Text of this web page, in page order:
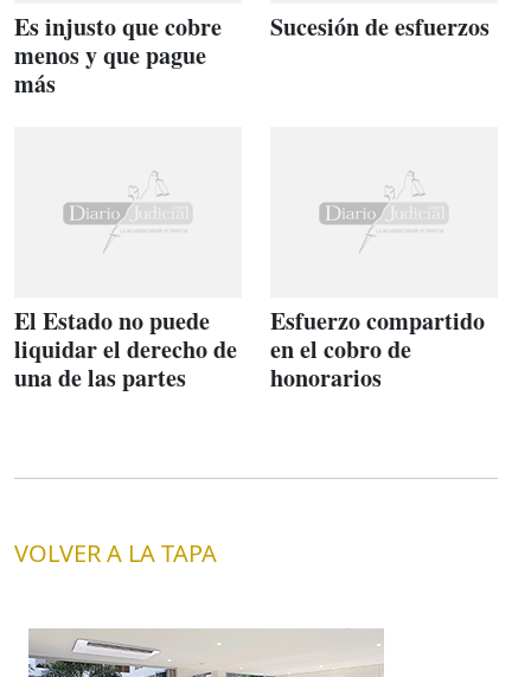
Es injusto que cobre
menos y que pague
más
Sucesión de esfuerzos
El Estado no puede
liquidar el derecho de
una de las partes
Esfuerzo compartido
en el cobro de
honorarios
VOLVER A LA TAPA